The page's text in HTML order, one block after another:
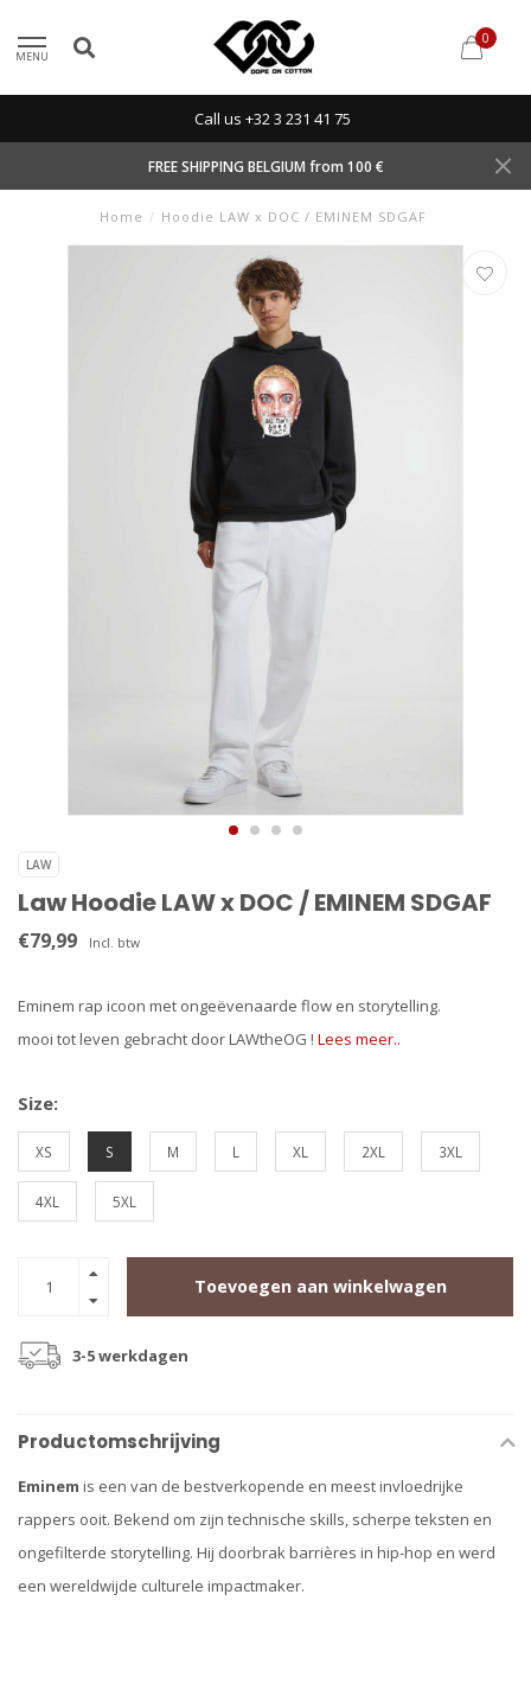
MENU
0
Call us +32 3 231 41 75
FREE SHIPPING BELGIUM from 100 €
Home / Hoodie LAW x DOC / EMINEM SDGAF
LAW
Law Hoodie LAW x DOC / EMINEM SDGAF
€79,99 Incl. btw
Eminem rap icoon met ongeëvenaarde flow en storytelling.
mooi tot leven gebracht door LAWtheOG ! Lees meer..
Size:
XS S M L XL 2XL 3XL
4XL 5XL
Toevoegen aan winkelwagen
3-5 werkdagen
Productomschrijving
Eminem is een van de bestverkopende en meest invloedrijke
rappers ooit. Bekend om zijn technische skills, scherpe teksten en
ongefilterde storytelling. Hij doorbrak barrières in hip-hop en werd
een wereldwijde culturele impactmaker.